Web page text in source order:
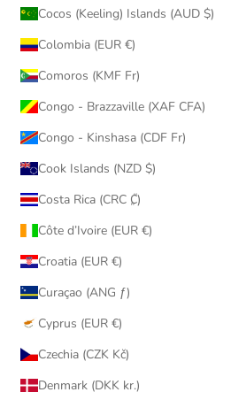
Cocos (Keeling) Islands (AUD $)
Colombia (EUR €)
Comoros (KMF Fr)
Congo - Brazzaville (XAF CFA)
Congo - Kinshasa (CDF Fr)
Cook Islands (NZD $)
Costa Rica (CRC ₡)
Côte d’Ivoire (EUR €)
Croatia (EUR €)
Curaçao (ANG ƒ)
Cyprus (EUR €)
Czechia (CZK Kč)
Denmark (DKK kr.)